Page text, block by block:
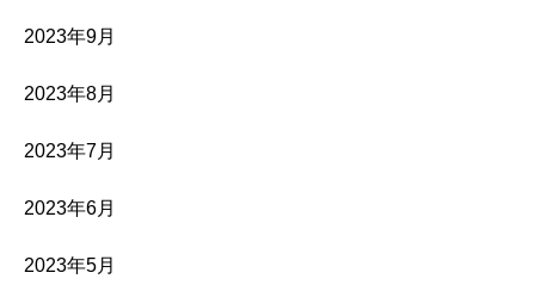
2023年9月
2023年8月
2023年7月
2023年6月
2023年5月